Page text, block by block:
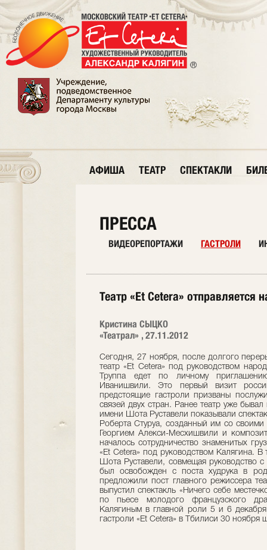
АФИША ТЕАТР СПЕКТАКЛИ
ПРЕССА
ВИДЕОРЕПОРТАЖИ ГАСТРОЛИ
Театр «Et Cetera» отправляется
Кристина СЫЦКО
«Театрал» , 27.11.2012
Сегодня, 27 ноября, после долгого
театр «Et Cetera» под руководством
Труппа едет по личному
Иванишвили. Это первый визит
предстоящие гастроли призваны
связей двух стран. Ранее театр уже
имени Шота Руставели показывали
Роберта Стуруа, созданный им со
Георгием Алекси-Месхишвили и
началось сотрудничество знаменитых
«Et Cetera» под руководством Калягина.
Шота Руставели, совмещая руководство
был освобожден с поста худрука в
предложили пост главного режиссера
выпустил спектакль «Ничего себе
по пьесе молодого французского
Калягиным в главной роли 5 и 6
гастроли «Et Cetera» в Тбилиси 30 ноября